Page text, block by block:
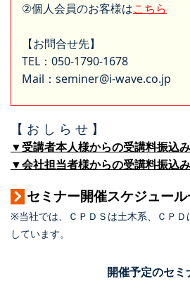
②個人会員のお客様はこちら
【お問合せ先】
TEL：050-1790-1678
Mail：seminer@i-wave.co.jp
【 お し ら せ 】
▼受講者本人様からの受講料振込
▼会社担当者様からの受講料振込
セミナー開催スケジュー
※当社では、ＣＰＤＳは土木系、ＣＰ
しています。
開催予定のセミ